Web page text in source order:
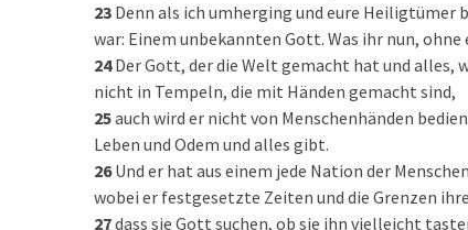
23 Denn als ich umherging und eure Heiligtümer
war: Einem unbekannten Gott. Was ihr nun,
24Der Gott, der die Welt gemacht hat und alles,
nicht in Tempeln, die mit Händen gemacht sind,
25auch wird er nicht von Menschenhänden
Leben und Odem und alles gibt.
26Und er hat aus einem jede Nation der
wobei er festgesetzte Zeiten und die Grenzen
27dass sie Gott suchen, ob sie ihn vielleicht